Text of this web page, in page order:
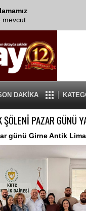
mevcut
DAKİKA
ŞÖLENİ PAZAR GÜNÜ
günü Girne Antik